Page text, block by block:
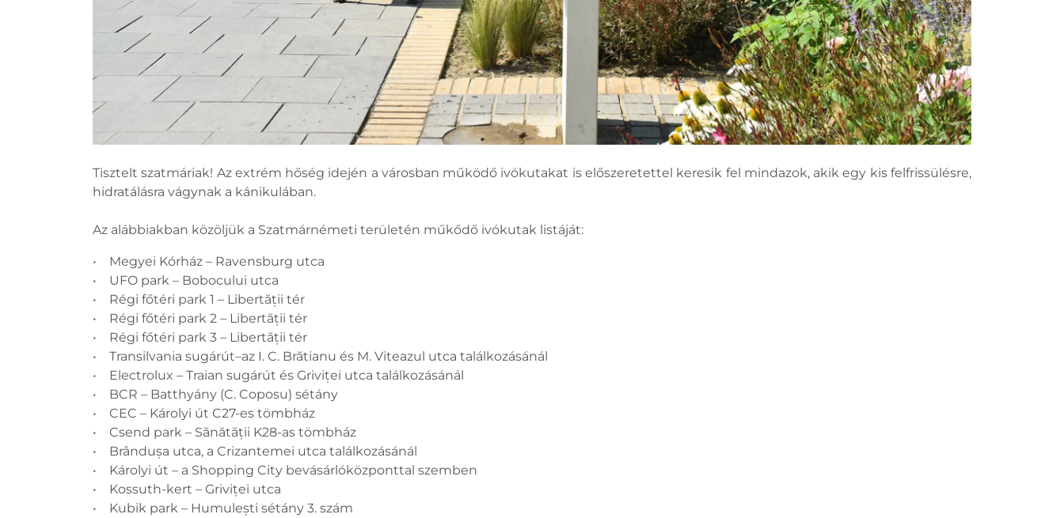
Tisztelt szatmáriak! Az extrém hőség idején a városban működő ivókutakat is előszeretettel keresik fel mindazok, akik egy kis felfrissülésre,
hidratálásra vágynak a kánikulában.
Az alábbiakban közöljük a Szatmárnémeti területén műkődő ivókutak listáját:
• Megyei Kórház – Ravensburg utca
• UFO park – Bobocului utca
• Régi főtéri park 1 – Libertății tér
• Régi főtéri park 2 – Libertății tér
• Régi főtéri park 3 – Libertății tér
• Transilvania sugárút–az I. C. Brătianu és M. Viteazul utca találkozásánál
• Electrolux – Traian sugárút és Griviței utca találkozásánál
• BCR – Batthyány (C. Coposu) sétány
• CEC – Károlyi út C27-es tömbház
• Csend park – Sănătății K28-as tömbház
• Brândușa utca, a Crizantemei utca találkozásánál
• Károlyi út – a Shopping City bevásárlóközponttal szemben
• Kossuth-kert – Griviței utca
• Kubik park – Humulești sétány 3. szám